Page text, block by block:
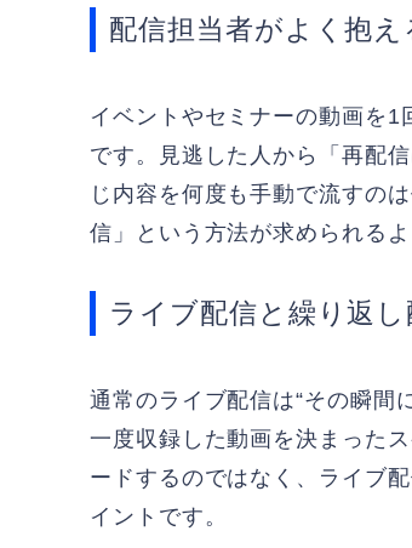
配信担当者がよく抱え
イベントやセミナーの動画を
です。見逃した人から「再配
じ内容を何度も手動で流すの
信」という方法が求められるよ
ライブ配信と繰り返
通常のライブ配信は“その瞬間
一度収録した動画を決まった
ードするのではなく、ライブ
イントです。